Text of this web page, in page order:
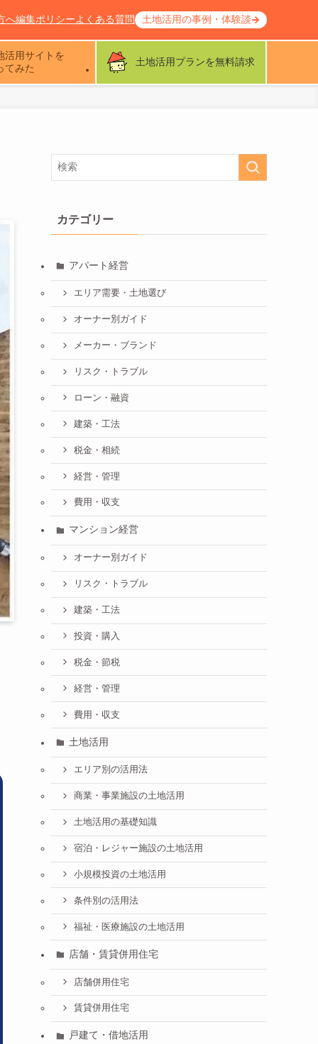
活用サイトを
てみた
土地活用プランを無料請求
へ編集ポリシーよくある質問 土地活用の事例・体験談
カテゴリー
アパート経営
エリア需要・土地選び
オーナー別ガイド
メーカー・ブランド
リスク・トラブル
ローン・融資
建築・工法
税金・相続
経営・管理
費用・収支
マンション経営
オーナー別ガイド
リスク・トラブル
建築・工法
投資・購入
税金・節税
経営・管理
費用・収支
土地活用
エリア別の活用法
商業・事業施設の土地活用
土地活用の基礎知識
宿泊・レジャー施設の土地活用
小規模投資の土地活用
条件別の活用法
福祉・医療施設の土地活用
店舗・賃貸併用住宅
店舗併用住宅
賃貸併用住宅
戸建て・借地活用